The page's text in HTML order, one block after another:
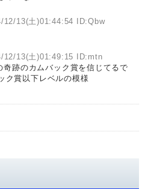
12/13(土)01:44:54 ID:Qbw
12/13(土)01:49:15 ID:mtn
奇跡のカムバック賞を信じてるで
ク賞以下レベルの模様